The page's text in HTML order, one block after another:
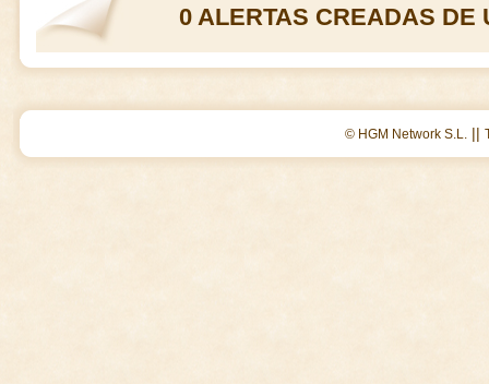
0 ALERTAS CREADAS DE
© HGM Network S.L. ||